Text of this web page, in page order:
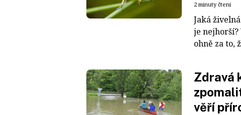
2 minuty čtení
Jaká
je
ohně za to,
Zdravá
věří